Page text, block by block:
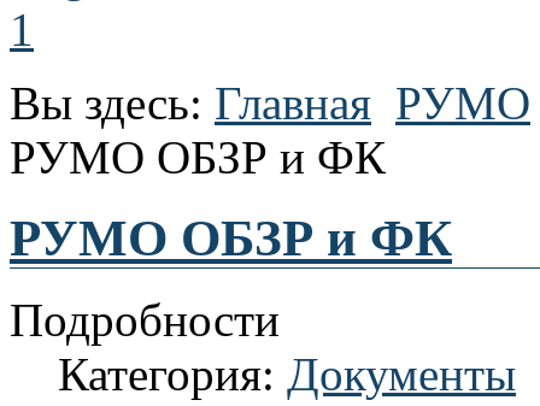
Вы здесь: Главная РУМО
РУМО ОБЗР и ФК
РУМО ОБЗР и ФК
Подробности
Категория: Документы